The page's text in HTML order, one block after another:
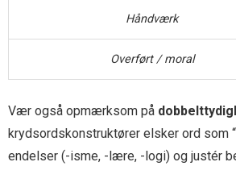
Håndværk
Overført / moral
Vær også opmærksom på
krydsordskonstruktører elsker ord som
endelser (-isme, -lære, -logi) og justér